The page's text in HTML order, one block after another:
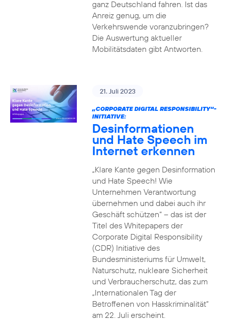
ganz Deutschland fahren. Ist das
Anreiz genug, um die
Verkehrswende voranzubringen?
Die Auswertung aktueller
Mobilitätsdaten gibt Antworten.
21. Juli 2023
„CORPORATE DIGITAL RESPONSIBILITY“-
INITIATIVE:
Desinformationen
und Hate Speech im
Internet erkennen
„Klare Kante gegen Desinformation
und Hate Speech! Wie
Unternehmen Verantwortung
übernehmen und dabei auch ihr
Geschäft schützen“ – das ist der
Titel des Whitepapers der
Corporate Digital Responsibility
(CDR) Initiative des
Bundesministeriums für Umwelt,
Naturschutz, nukleare Sicherheit
und Verbraucherschutz, das zum
„Internationalen Tag der
Betroffenen von Hasskriminalität“
am 22. Juli erscheint.